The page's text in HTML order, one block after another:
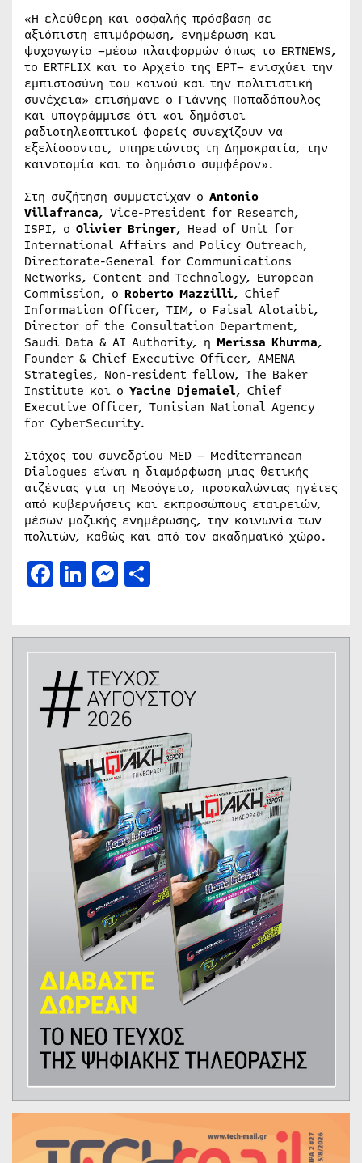
«Η ελεύθερη και ασφαλής πρόσβαση σε
αξιόπιστη επιμόρφωση, ενημέρωση και
ψυχαγωγία –μέσω πλατφορμών όπως το ERTNEWS,
το ERTFLIX και το Αρχείο της ΕΡΤ– ενισχύει την
εμπιστοσύνη του κοινού και την πολιτιστική
συνέχεια» επισήμανε ο Γιάννης Παπαδόπουλος
και υπογράμμισε ότι «οι δημόσιοι
ραδιοτηλεοπτικοί φορείς συνεχίζουν να
εξελίσσονται, υπηρετώντας τη Δημοκρατία, την
καινοτομία και το δημόσιο συμφέρον».
Στη συζήτηση συμμετείχαν ο Antonio
Villafranca, Vice-President for Research,
ISPI, ο Olivier Bringer, Head of Unit for
International Affairs and Policy Outreach,
Directorate-General for Communications
Networks, Content and Technology, European
Commission, ο Roberto Mazzilli, Chief
Information Officer, TIM, ο Faisal Alotaibi,
Director of the Consultation Department,
Saudi Data & AI Authority, η Merissa Khurma,
Founder & Chief Executive Officer, AMENA
Strategies, Non-resident fellow, The Baker
Institute και ο Yacine Djemaiel, Chief
Executive Officer, Tunisian National Agency
for CyberSecurity.
Στόχος του συνεδρίου MED – Mediterranean
Dialogues είναι η διαμόρφωση μιας θετικής
ατζέντας για τη Μεσόγειο, προσκαλώντας ηγέτες
από κυβερνήσεις και εκπροσώπους εταιρειών,
μέσων μαζικής ενημέρωσης, την κοινωνία των
πολιτών, καθώς και από τον ακαδημαϊκό χώρο.
Facebook
LinkedIn
Messenger